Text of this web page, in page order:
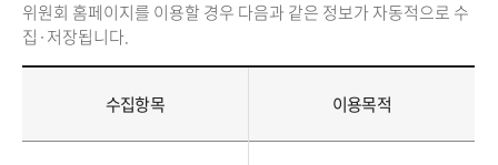
위원회 홈페이지를 이용할 경우 다음과 같은 정보가 자동적으로 수
집·저장됩니다.
수집항목 이용목적